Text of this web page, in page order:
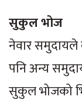
सुकुल भोज
नेवार समुदायले
पनि अन्य
सुकुल भोजको